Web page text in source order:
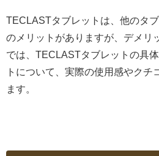
TECLASTタブレットは、他のタ
のメリットがありますが、デメリ
では、TECLASTタブレットの具
トについて、実際の使用感やクチ
ます。